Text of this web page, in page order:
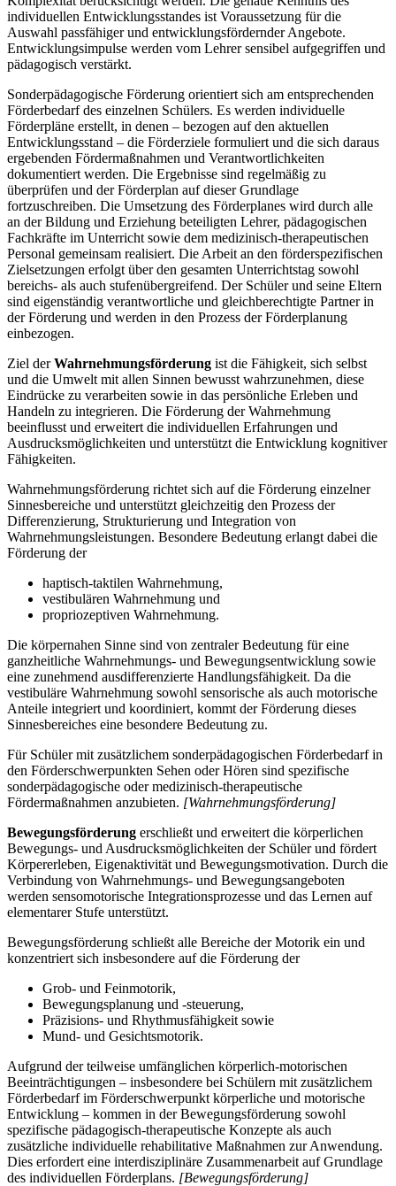
individuellen Entwicklungsstandes ist Voraussetzung für die
Auswahl passfähiger und entwicklungsfördernder Angebote.
Entwicklungsimpulse werden vom Lehrer sensibel aufgegriffen und
pädagogisch verstärkt.
Sonderpädagogische Förderung orientiert sich am entsprechenden
Förderbedarf des einzelnen Schülers. Es werden individuelle
Förderpläne erstellt, in denen – bezogen auf den aktuellen
Entwicklungsstand – die Förderziele formuliert und die sich daraus
ergebenden Fördermaßnahmen und Verantwortlichkeiten
dokumentiert werden. Die Ergebnisse sind regelmäßig zu
überprüfen und der Förderplan auf dieser Grundlage
fortzuschreiben. Die Umsetzung des Förderplanes wird durch alle
an der Bildung und Erziehung beteiligten Lehrer, pädagogischen
Fachkräfte im Unterricht sowie dem medizinisch-therapeutischen
Personal gemeinsam realisiert. Die Arbeit an den förderspezifischen
Zielsetzungen erfolgt über den gesamten Unterrichtstag sowohl
bereichs- als auch stufenübergreifend. Der Schüler und seine Eltern
sind eigenständig verantwortliche und gleichberechtigte Partner in
der Förderung und werden in den Prozess der Förderplanung
einbezogen.
Ziel derWahrnehmungsförderung ist die Fähigkeit, sich selbst
und die Umwelt mit allen Sinnen bewusst wahrzunehmen, diese
Eindrücke zu verarbeiten sowie in das persönliche Erleben und
Handeln zu integrieren. Die Förderung der Wahrnehmung
beeinflusst und erweitert die individuellen Erfahrungen und
Ausdrucksmöglichkeiten und unterstützt die Entwicklung kognitiver
Fähigkeiten.
Wahrnehmungsförderung richtet sich auf die Förderung einzelner
Sinnesbereiche und unterstützt gleichzeitig den Prozess der
Differenzierung, Strukturierung und Integration von
Wahrnehmungsleistungen. Besondere Bedeutung erlangt dabei die
Förderung der
haptisch-taktilen Wahrnehmung,
vestibulären Wahrnehmung und
propriozeptiven Wahrnehmung.
Die körpernahen Sinne sind von zentraler Bedeutung für eine
ganzheitliche Wahrnehmungs- und Bewegungsentwicklung sowie
eine zunehmend ausdifferenzierte Handlungsfähigkeit. Da die
vestibuläre Wahrnehmung sowohl sensorische als auch motorische
Anteile integriert und koordiniert, kommt der Förderung dieses
Sinnesbereiches eine besondere Bedeutung zu.
Für Schüler mit zusätzlichem sonderpädagogischen Förderbedarf in
den Förderschwerpunkten Sehen oder Hören sind spezifische
sonderpädagogische oder medizinisch-therapeutische
Fördermaßnahmen anzubieten. [Wahrnehmungsförderung]
Bewegungsförderung erschließt und erweitert die körperlichen
Bewegungs- und Ausdrucksmöglichkeiten der Schüler und fördert
Körpererleben, Eigenaktivität und Bewegungsmotivation. Durch die
Verbindung von Wahrnehmungs- und Bewegungsangeboten
werden sensomotorische Integrationsprozesse und das Lernen auf
elementarer Stufe unterstützt.
Bewegungsförderung schließt alle Bereiche der Motorik ein und
konzentriert sich insbesondere auf die Förderung der
Grob- und Feinmotorik,
Bewegungsplanung und -steuerung,
Präzisions- und Rhythmusfähigkeit sowie
Mund- und Gesichtsmotorik.
Aufgrund der teilweise umfänglichen körperlich-motorischen
Beeinträchtigungen – insbesondere bei Schülern mit zusätzlichem
Förderbedarf im Förderschwerpunkt körperliche und motorische
Entwicklung – kommen in der Bewegungsförderung sowohl
spezifische pädagogisch-therapeutische Konzepte als auch
zusätzliche individuelle rehabilitative Maßnahmen zur Anwendung.
Dies erfordert eine interdisziplinäre Zusammenarbeit auf Grundlage
des individuellen Förderplans. [Bewegungsförderung]